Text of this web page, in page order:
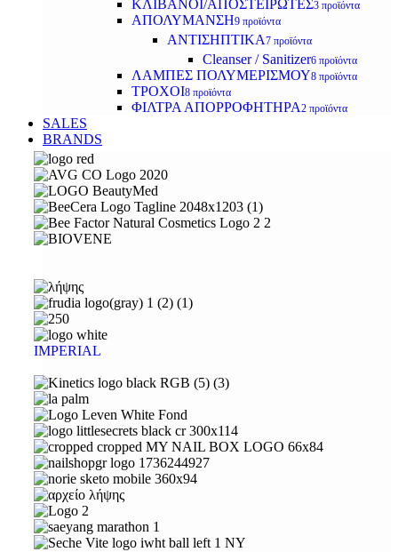
ΚΛΙΒΑΝΟΙ/ΑΠΟΣΤΕΙΡΩΤΕΣ3 προϊόντα
ΑΠΟΛΥΜΑΝΣΗ9 προϊόντα
ΑΝΤΙΣΗΠΤΙΚΑ7 προϊόντα
Cleanser / Sanitizer6 προϊόντα
ΛΑΜΠΕΣ ΠΟΛΥΜΕΡΙΣΜΟΥ8 προϊόντα
ΤΡΟΧΟΙ8 προϊόντα
ΦΙΛΤΡΑ ΑΠΟΡΡΟΦΗΤΗΡΑ2 προϊόντα
SALES
BRANDS
IMPERIAL